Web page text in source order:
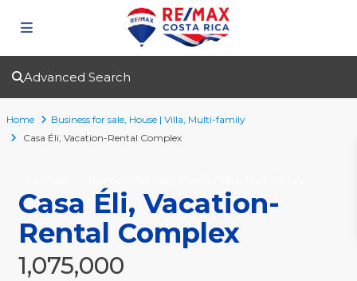
Advanced Search
Home Business for sale, House | Villa, Multi-family
Casa Éli, Vacation-Rental Complex
Casa Éli, Vacation-
Rental Complex
1,075,000